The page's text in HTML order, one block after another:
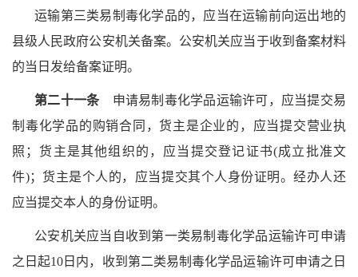
运输第三类易制毒化学品的，应当在运输前向运出地的
县级人民政府公安机关备案。公安机关应当于收到备案材料
的当日发给备案证明。
第二十一条申请易制毒化学品运输许可，应当提交易
制毒化学品的购销合同，货主是企业的，应当提交营业执
照；货主是其他组织的，应当提交登记证书(成立批准文
件)；货主是个人的，应当提交其个人身份证明。经办人还
应当提交本人的身份证明。
公安机关应当自收到第一类易制毒化学品运输许可申请
之日起10日内，收到第二类易制毒化学品运输许可申请之日